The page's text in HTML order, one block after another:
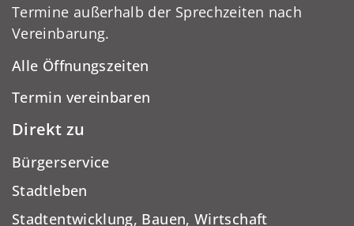
Termine außerhalb der Sprechzeiten nach
Vereinbarung.
Alle Öffnungszeiten
Termin vereinbaren
Direkt zu
Bürgerservice
Stadtleben
Stadtentwicklung, Bauen, Wirtschaft